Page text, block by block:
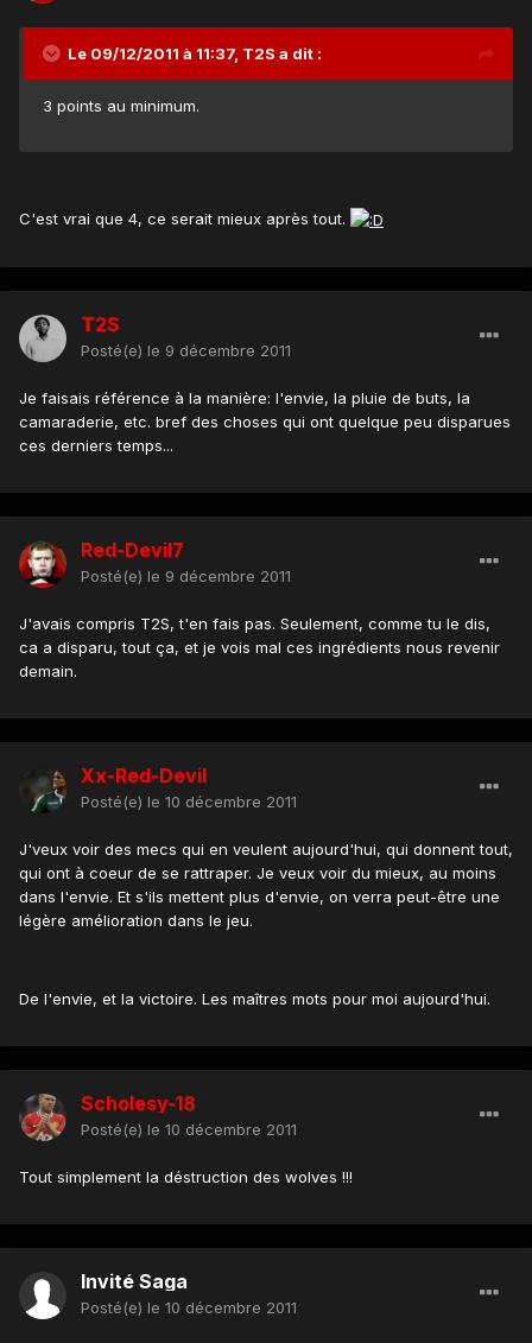
Le 09/12/2011 à 11:37, T2S a dit :
3 points au minimum.
C'est vrai que 4, ce serait mieux après tout.
T2S
Posté(e) le 9 décembre 2011
Je faisais référence à la manière: l'envie, la pluie de buts, la
camaraderie, etc. bref des choses qui ont quelque peu disparues
ces derniers temps...
Red-Devil7
Posté(e) le 9 décembre 2011
J'avais compris T2S, t'en fais pas. Seulement, comme tu le dis,
ca a disparu, tout ça, et je vois mal ces ingrédients nous revenir
demain.
Xx-Red-Devil
Posté(e) le 10 décembre 2011
J'veux voir des mecs qui en veulent aujourd'hui, qui donnent tout,
qui ont à coeur de se rattraper. Je veux voir du mieux, au moins
dans l'envie. Et s'ils mettent plus d'envie, on verra peut-être une
légère amélioration dans le jeu.
De l'envie, et la victoire. Les maîtres mots pour moi aujourd'hui.
Scholesy-18
Posté(e) le 10 décembre 2011
Tout simplement la déstruction des wolves !!!
Invité Saga
Posté(e) le 10 décembre 2011